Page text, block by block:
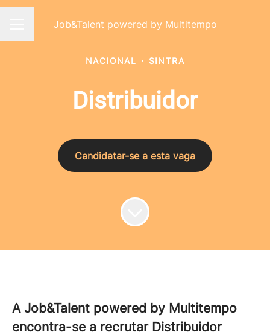
Menu de carreiras
Job&Talent powered by Multitempo
NACIONAL · SINTRA
Distribuidor
Candidatar-se a esta vaga
A Job&Talent powered by Multitempo
encontra-se a recrutar Distribuidor